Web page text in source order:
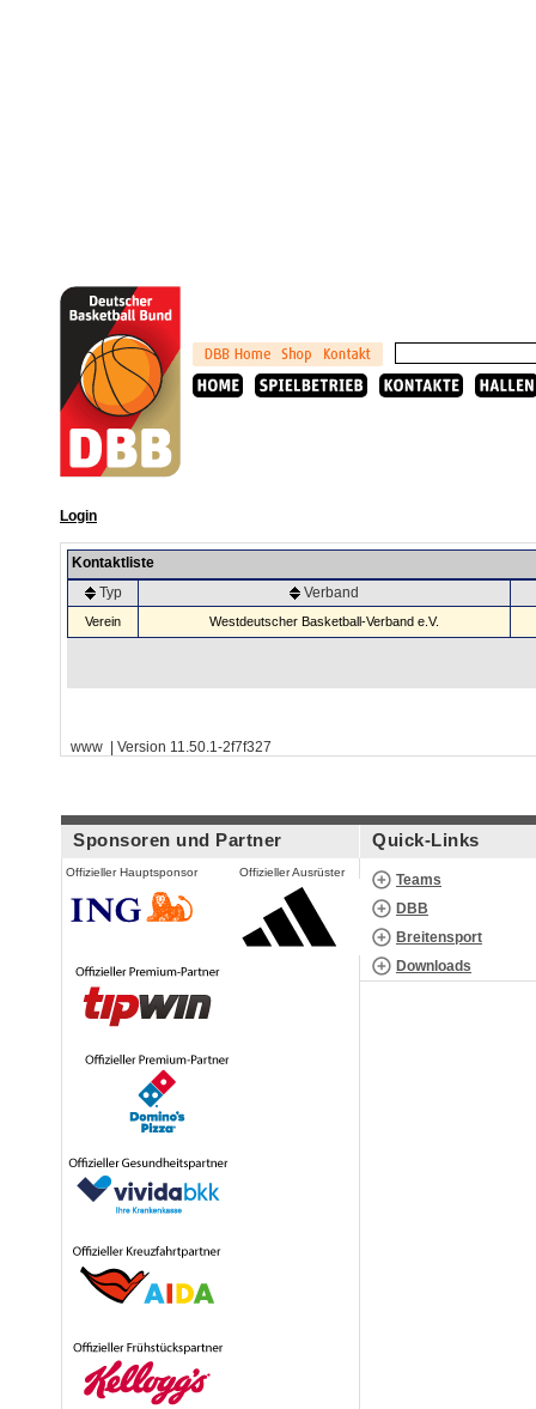
Login
Kontaktliste
Typ
Verband
Verein Westdeutscher Basketball-Verband e.V.
www | Version 11.50.1-2f7f327
Sponsoren und Partner
Offizieller Hauptsponsor Offizieller Ausrüster
Quick-Links
Teams
DBB
Breitensport
Downloads